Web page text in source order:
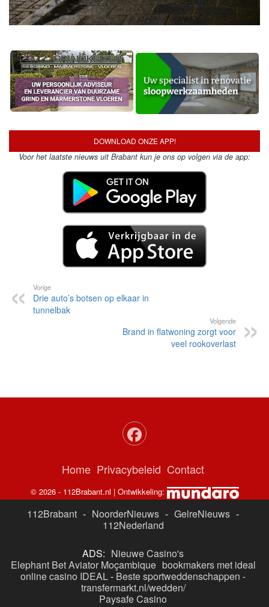
DOWNLOAD ONZE APP!
Voor het laatste nieuws uit Brabant kun je ons op volgen via de app:
Vorige
Drie auto’s botsen op elkaar in
tunnelbak
Volgende
Brand in flatwoning zorgt voor
veel rookoverlast
Home Privacybeleid Contact
© 2026 - 112Brabant.nl | Ontwikkeling:
112Brabant - NoorderNieuws - GelreNieuws -
112Nederland
ADS: Nieuwe Casino's
Elephant Bet Aviator Moçambique bookmakers met ideal
online casino IDEAL- Beste sportweddenschappen -
transfermarkt.nl/wedden/
Paysafe Casino